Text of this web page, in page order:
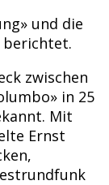
und die
zwischen
in 25
Mit
Ernst